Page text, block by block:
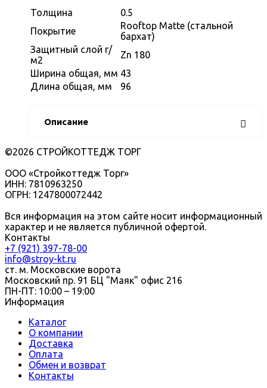
Толщина
0.5
Покрытие
Rooftop Matte (стальной
бархат)
Защитный слой г/
м2
Zn 180
Ширина общая, мм 43
Длина общая, мм
96
Описание
©2026 СТРОЙКОТТЕДЖ ТОРГ
ООО «Стройкоттедж Торг»
ИНН: 7810963250
ОГРН: 1247800072442
Вся информация на этом сайте носит информационный
характер и не является публичной офертой.
Контакты
+7 (921) 397-78-00
info@stroy-kt.ru
ст. м. Московские ворота
Московский пр. 91 БЦ "Маяк" офис 216
ПН-ПТ: 10:00 – 19:00
Информация
Каталог
О компании
Доставка
Оплата
Обмен и возврат
Контакты